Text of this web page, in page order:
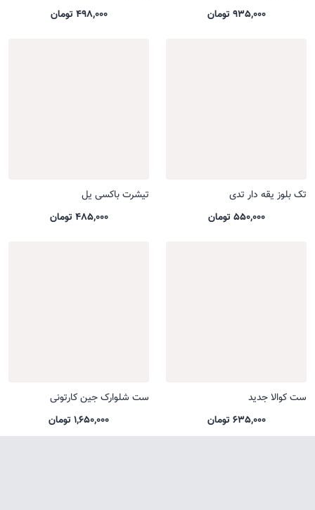
935,000 تومان
498,000 تومان
تک بلوز یقه دار تدی
550,000 تومان
تیشرت باکسی یل
485,000 تومان
ست کوالا جدید
635,000 تومان
ست شلوارک جین کارتونی
1,650,000 تومان